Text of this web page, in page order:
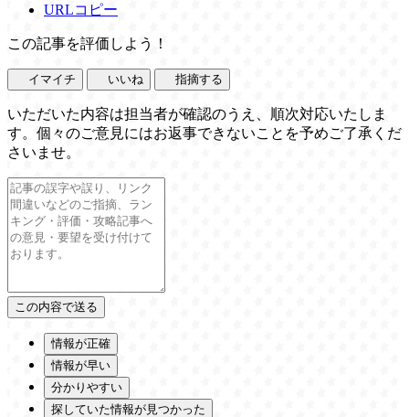
URLコピー
この記事を評価しよう！
イマイチ いいね 指摘する
いただいた内容は担当者が確認のうえ、順次対応いたしま
す。個々のご意見にはお返事できないことを予めご了承くだ
さいませ。
情報が正確
情報が早い
分かりやすい
探していた情報が見つかった